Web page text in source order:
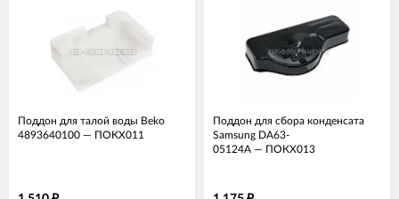
Поддон для талой воды Beko
4893640100 — ПОКХ011
Поддон для сбора конденсата
Samsung DA63-
05124A — ПОКХ013